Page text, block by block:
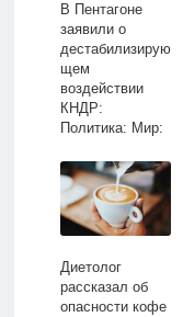
В Пентагоне
заявили о
дестабилизирую
щем
воздействии
КНДР:
Политика: Мир:
Диетолог
рассказал об
опасности кофе